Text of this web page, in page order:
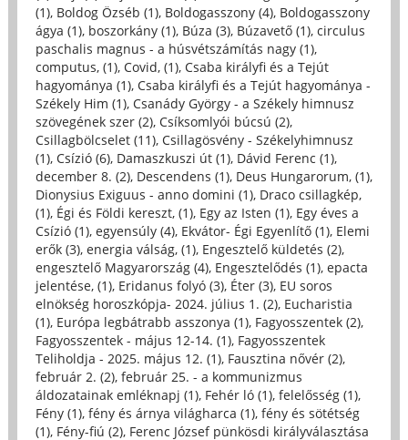
(1), Boldog Özséb (1), Boldogasszony (4), Boldogasszony
ágya (1), boszorkány (1), Búza (3), Búzavető (1), circulus
paschalis magnus - a húsvétszámítás nagy (1),
computus, (1), Covid, (1), Csaba királyfi és a Tejút
hagyománya (1), Csaba királyfi és a Tejút hagyománya -
Székely Him (1), Csanády György - a Székely himnusz
szövegének szer (2), Csíksomlyói búcsú (2),
Csillagbölcselet (11), Csillagösvény - Székelyhimnusz
(1), Csízió (6), Damaszkuszi út (1), Dávid Ferenc (1),
december 8. (2), Descendens (1), Deus Hungarorum, (1),
Dionysius Exiguus - anno domini (1), Draco csillagkép,
(1), Égi és Földi kereszt, (1), Egy az Isten (1), Egy éves a
Csízió (1), egyensúly (4), Ekvátor- Égi Egyenlítő (1), Elemi
erők (3), energia válság, (1), Engesztelő küldetés (2),
engesztelő Magyarország (4), Engesztelődés (1), epacta
jelentése, (1), Eridanus folyó (3), Éter (3), EU soros
elnökség horoszkópja- 2024. július 1. (2), Eucharistia
(1), Európa legbátrabb asszonya (1), Fagyosszentek (2),
Fagyosszentek - május 12-14. (1), Fagyosszentek
Teliholdja - 2025. május 12. (1), Fausztina nővér (2),
február 2. (2), február 25. - a kommunizmus
áldozatainak emléknapj (1), Fehér ló (1), felelősség (1),
Fény (1), fény és árnya világharca (1), fény és sötétség
(1), Fény-fiú (2), Ferenc József pünkösdi királyválasztása